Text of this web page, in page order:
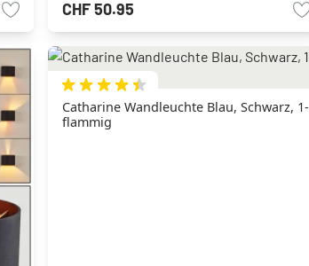
CHF 50.95
Catharine Wandleuchte Blau, Schwarz, 1-
flammig